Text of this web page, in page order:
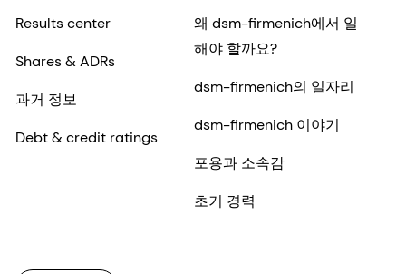
Results center
Shares & ADRs
과거 정보
Debt & credit ratings
왜 dsm-firmenich에서 일
해야 할까요?
dsm-firmenich의 일자리
dsm-firmenich 이야기
포용과 소속감
초기 경력